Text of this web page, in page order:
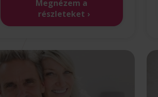
Megnézem a
részleteket